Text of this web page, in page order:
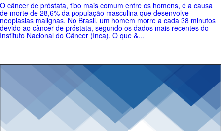
O câncer de próstata, tipo mais comum entre os homens, é a causa
de morte de 28,6% da população masculina que desenvolve
neoplasias malignas. No Brasil, um homem morre a cada 38 minutos
devido ao câncer de próstata, segundo os dados mais recentes do
Instituto Nacional do Câncer (Inca). O que &...